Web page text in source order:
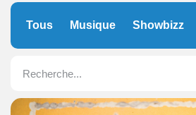
Tous Musique Showbizz